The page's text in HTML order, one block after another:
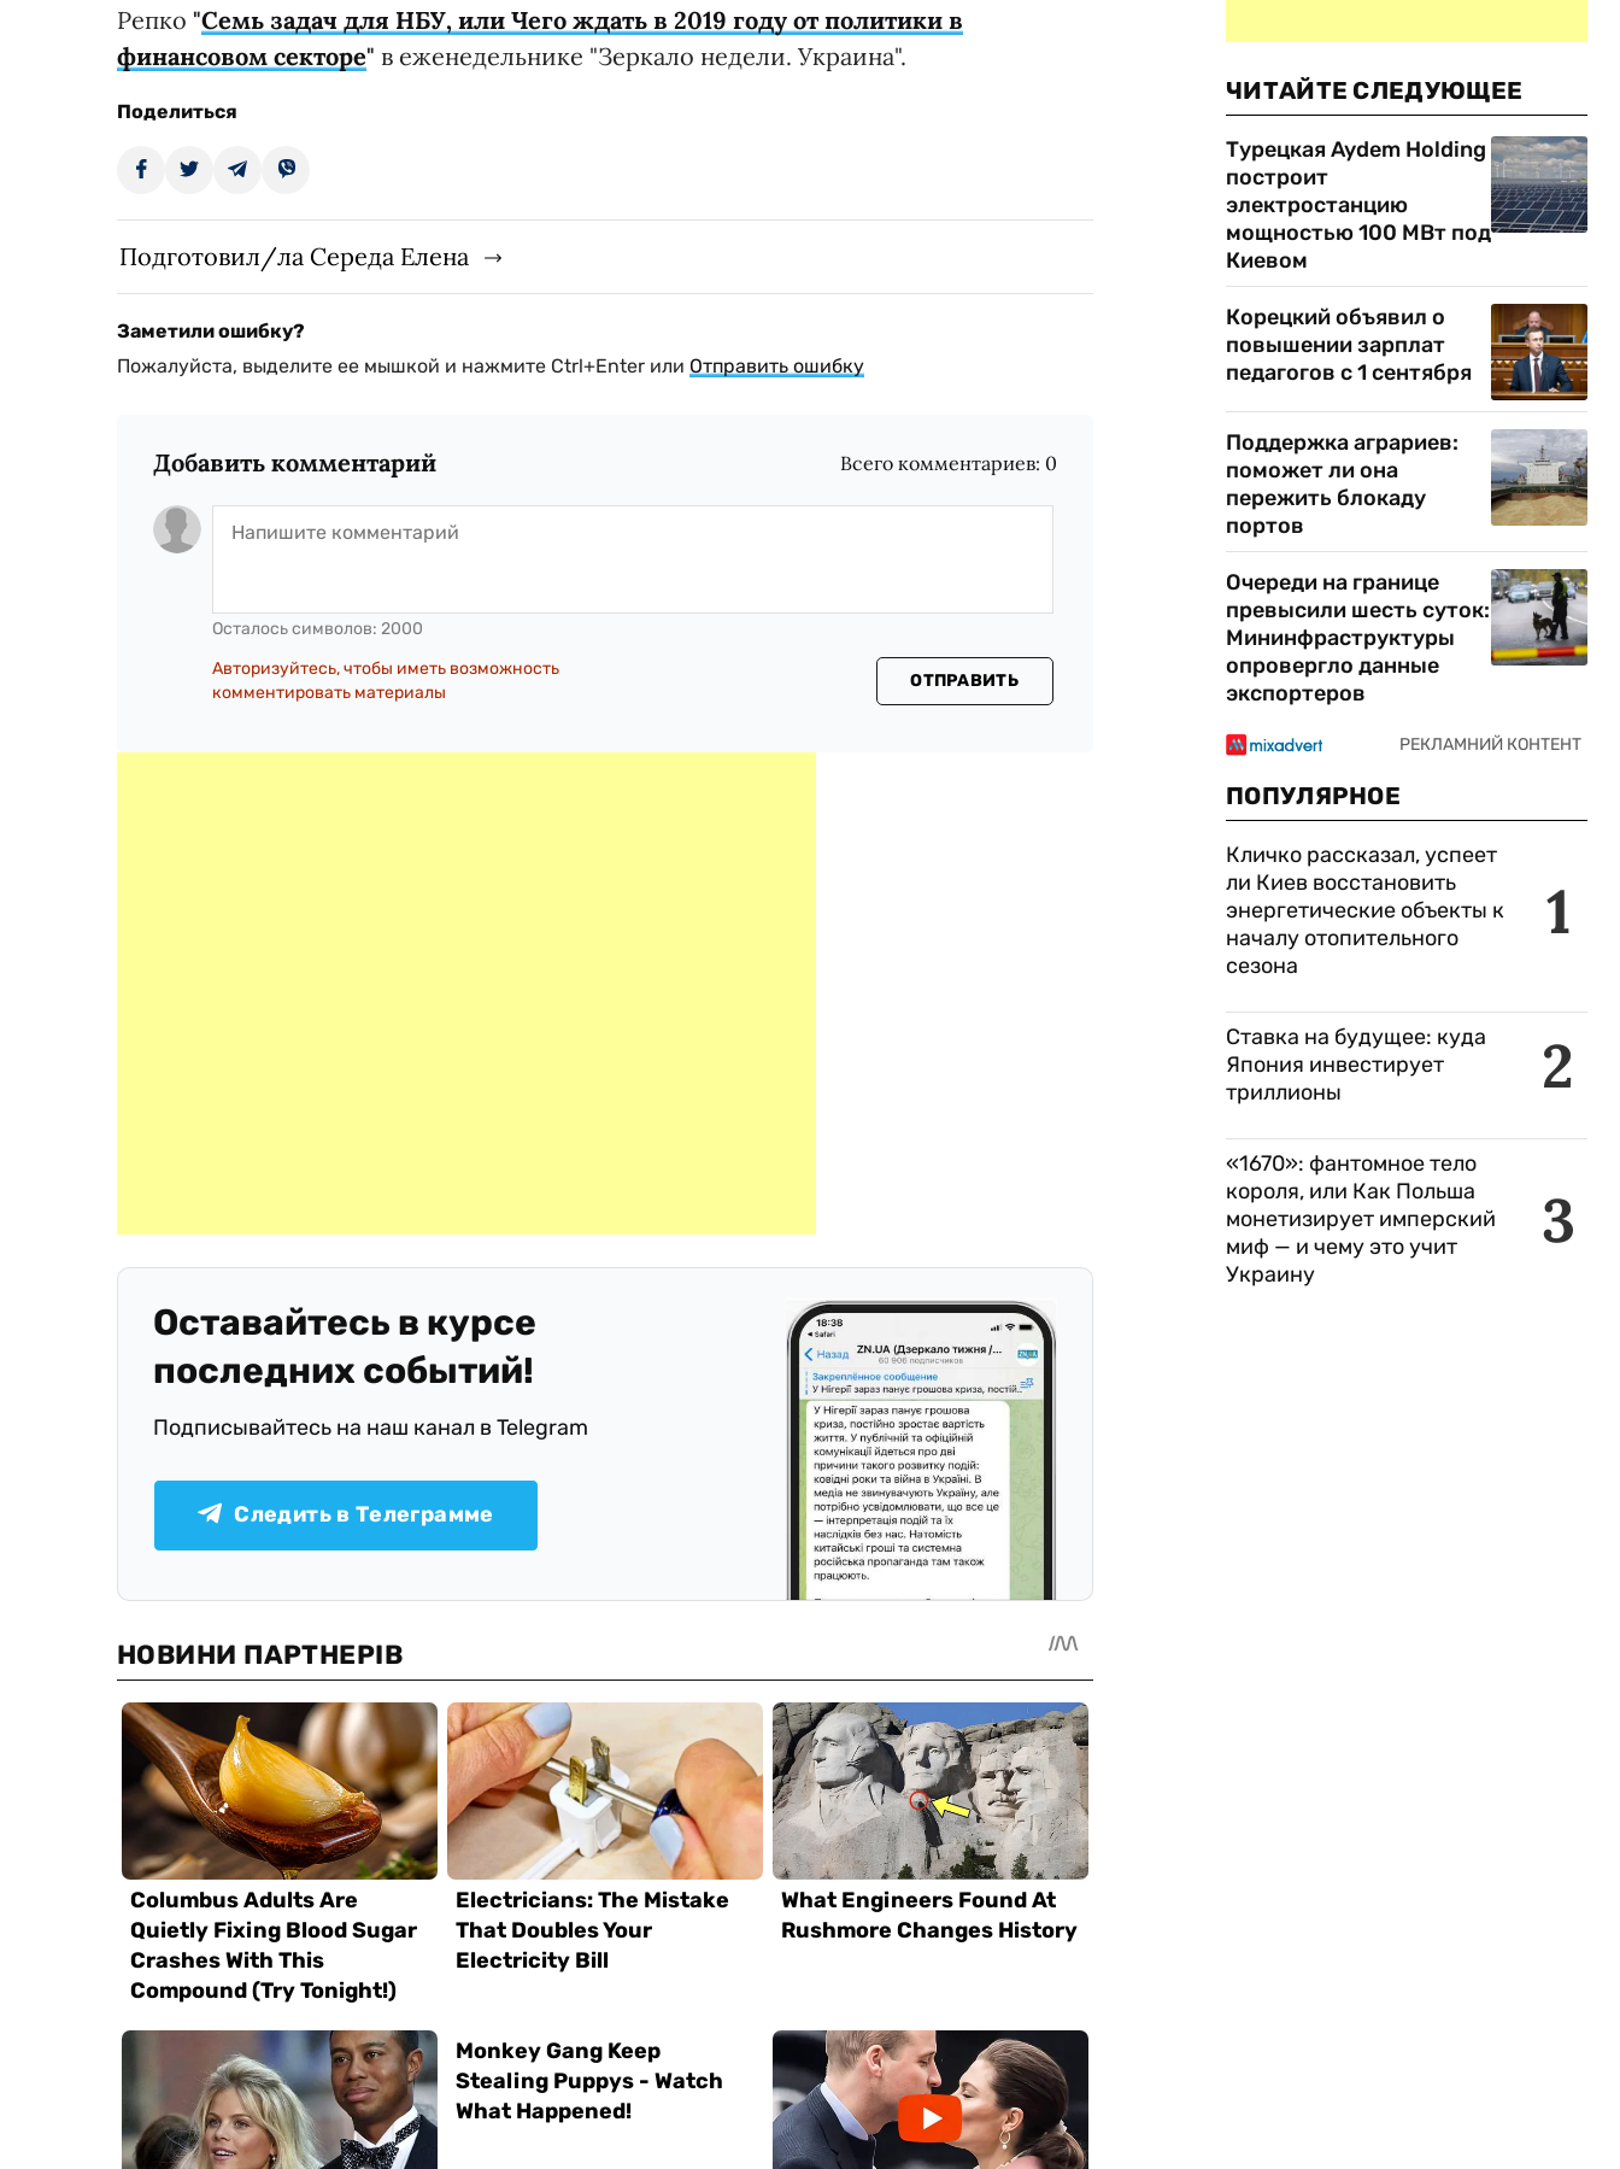
Репко "Семь задач для НБУ, или Чего ждать в 2019 году от политики в
финансовом секторе" в еженедельнике "Зеркало недели. Украина".
Поделиться
Подготовил/ла Середа Елена
Заметили ошибку?
Пожалуйста, выделите ее мышкой и нажмите Ctrl+Enter или Отправить ошибку
Добавить комментарий Всего комментариев: 0
Осталось символов: 2000
Авторизуйтесь, чтобы иметь возможность
комментировать материалы
ОТПРАВИТЬ
Оставайтесь в курсе
последних событий!
Подписывайтесь на наш канал в Telegram
Следить в Телеграмме
ЧИТАЙТЕ СЛЕДУЮЩЕЕ
Турецкая Aydem Holding
построит
электростанцию
мощностью 100 МВт под
Киевом
Корецкий объявил о
повышении зарплат
педагогов с 1 сентября
Поддержка аграриев:
поможет ли она
пережить блокаду
портов
Очереди на границе
превысили шесть суток:
Мининфраструктуры
опровергло данные
экспортеров
ПОПУЛЯРНОЕ
1
Кличко рассказал, успеет
ли Киев восстановить
энергетические объекты к
началу отопительного
сезона
2
Ставка на будущее: куда
Япония инвестирует
триллионы
3
«1670»: фантомное тело
короля, или Как Польша
монетизирует имперский
миф — и чему это учит
Украину